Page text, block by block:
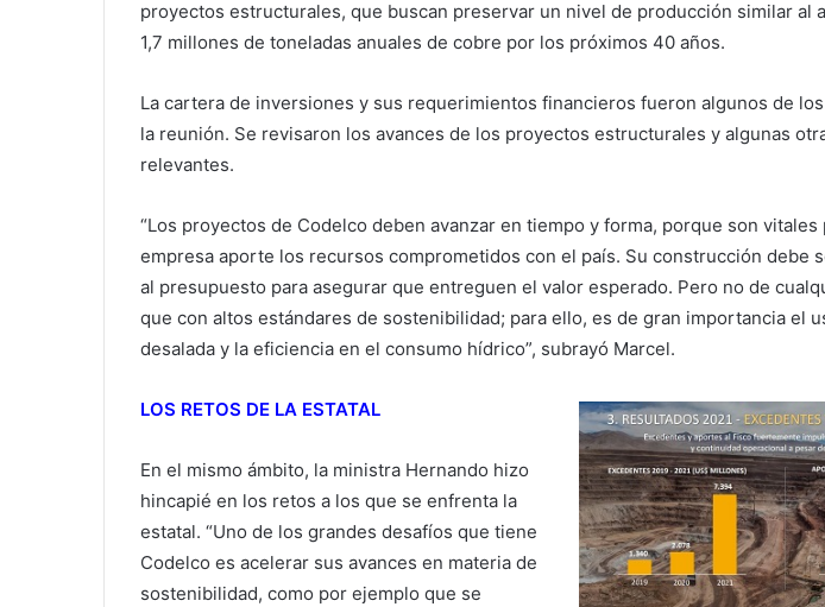
proyectos estructurales, que buscan preservar un nivel de producción similar al
1,7 millones de toneladas anuales de cobre por los próximos 40 años.
La cartera de inversiones y sus requerimientos financieros fueron algunos de
la reunión. Se revisaron los avances de los proyectos estructurales y algunas
relevantes.
“Los proyectos de Codelco deben avanzar en tiempo y forma, porque son vitales
empresa aporte los recursos comprometidos con el país. Su construcción debe
al presupuesto para asegurar que entreguen el valor esperado. Pero no de
que con altos estándares de sostenibilidad; para ello, es de gran importancia el
desalada y la eficiencia en el consumo hídrico”, subrayó Marcel.
LOS RETOS DE LA ESTATAL
En el mismo ámbito, la ministra Hernando hizo
hincapié en los retos a los que se enfrenta la
estatal. “Uno de los grandes desafíos que tiene
Codelco es acelerar sus avances en materia de
sostenibilidad, como por ejemplo que se